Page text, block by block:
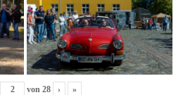
von 28 › »